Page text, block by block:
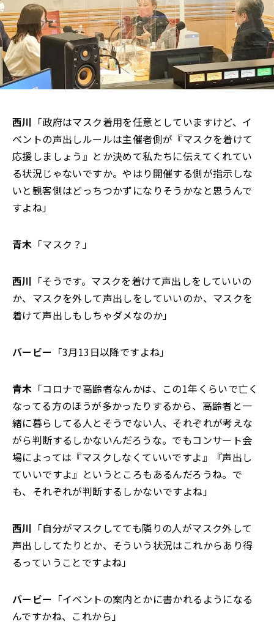
西川 「政府はマスク着用を任意としていますけど、イ
ベントの声出しルールは主催者側が『マスクを着けて
応援しましょう』とか決めて私たちに伝えてくれてい
る状況じゃないですか。やはり開催する側が指示しな
いと観客側はどっちつかずになりそうかなと思うんで
すよね」
青木 「マスク？」
西川 「そうです。マスクを着けて声出しをしていいの
か、マスクを外して声出しをしていいのか、マスクを
着けて声出しもしちゃダメなのか」
バービー 「3月13日以降ですよね」
青木 「コロナで高齢者なんかは、この1年くらいで亡く
なってる方のほうが多かったりするから、高齢者と一
緒に暮らしてる人とそうでない人、それぞれが考えな
がら判断するしかないんだろうな。でもコンサート会
場によっては『マスクしなくていいですよ』『声出し
ていいですよ』というところもあるんだろうね。で
も、それぞれが判断するしかないですよね」
西川 「自分がマスクしてても隣りの人がマスク外して
声出ししてたりとか、そういう状況はこれからあり得
るっていうことですよね」
バービー 「イベントの案内とかに書かれるようになる
んですかね、これから」